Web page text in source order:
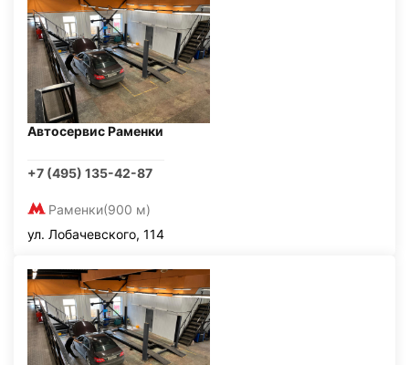
Автосервис Раменки
+7 (495) 135-42-87
Раменки(900 м)
ул. Лобачевского, 114